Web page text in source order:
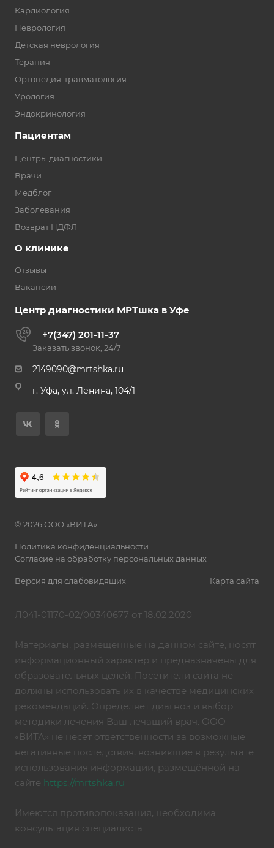
Кардиология
Неврология
Детская неврология
Терапия
Ортопедия-травматология
Урология
Эндокринология
Пациентам
Центры диагностики
Врачи
Медблог
Заболевания
Возврат НДФЛ
О клинике
Отзывы
Вакансии
Центр диагностики МРТшка в Уфе
+7(347) 201-11-37
Заказать звонок, 24/7
2149090@mrtshka.ru
г. Уфа, ул. Ленина, 104/1
© 2026 ООО «ВИТА»
Политика конфиденциальности
Согласие на обработку персональных данных
Версия для слабовидящих Карта сайта
Л041-01170-02/00340677 от 18.02.2020
Материалы, размещенные на данном сайте, носят
информационный характер и предназначены для
образовательных целей. Посетители сайта не
должны использовать их в качестве медицинских
рекомендаций. Определяет диагноз и выбор
методики лечения Ваш лечащий врач. ООО
«ВИТА» не несет ответственности за возможные
негативные последствия, возникшие в результате
использования информации, размещённой на
сайте https://mrtshka.ru
Имеются противопоказания, необходима
консультация специалиста